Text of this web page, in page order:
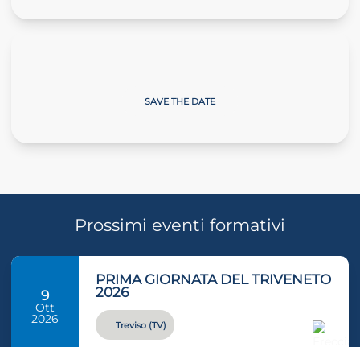
SAVE THE DATE
Prossimi eventi formativi
9
Ott
2026
PRIMA GIORNATA DEL TRIVENETO
2026
Treviso (TV)